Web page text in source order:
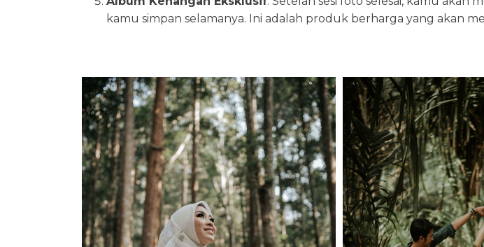
kamu simpan selamanya. Ini adalah produk berharga yang akan